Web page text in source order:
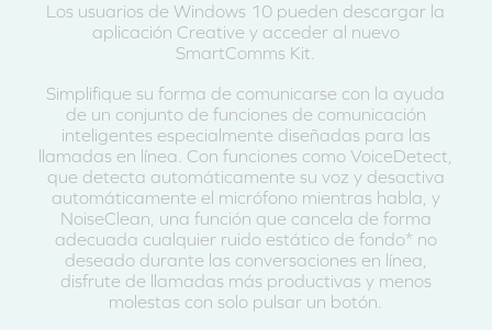
Los usuarios de Windows 10 pueden descargar la
aplicación Creative y acceder al nuevo
SmartComms Kit.
Simplifique su forma de comunicarse con la ayuda
de un conjunto de funciones de comunicación
inteligentes especialmente diseñadas para las
llamadas en línea. Con funciones como VoiceDetect,
que detecta automáticamente su voz y desactiva
automáticamente el micrófono mientras habla, y
NoiseClean, una función que cancela de forma
adecuada cualquier ruido estático de fondo* no
deseado durante las conversaciones en línea,
disfrute de llamadas más productivas y menos
molestas con solo pulsar un botón.